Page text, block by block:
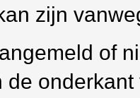
zijn
of
de